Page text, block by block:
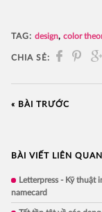
TAG: design color
CHIA SẺ:
« BÀI TRƯỚC
BÀI VIẾT LIÊN QUAN
Letterpress - Kỹ thuật
namecard